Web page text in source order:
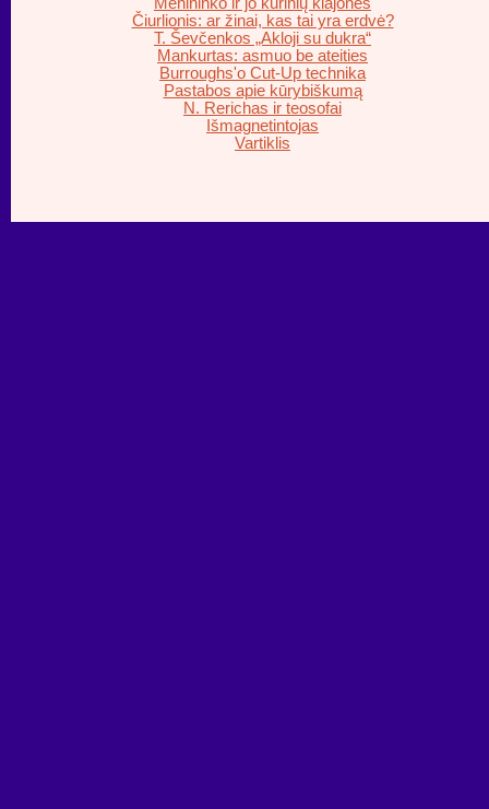
Čiurlionis: ar žinai, kas tai yra erdvė?
T. Ševčenkos „Akloji su dukra“
Mankurtas: asmuo be ateities
Burroughs'o Cut-Up technika
Pastabos apie kūrybiškumą
N. Rerichas ir teosofai
Išmagnetintojas
Vartiklis